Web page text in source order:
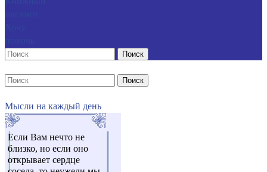
Поиск
Поиск
Мысли на каждый день
Если Вам нечто не
близко, но если оно
открывает сердце